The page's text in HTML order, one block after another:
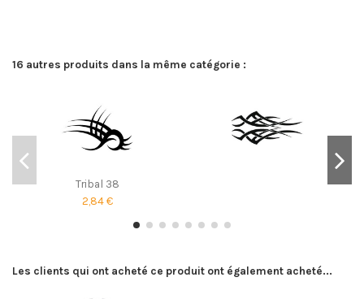
16 autres produits dans la même catégorie :
Tribal 38
2,84 €
Les clients qui ont acheté ce produit ont également acheté...